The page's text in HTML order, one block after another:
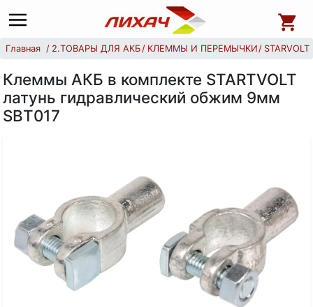
Главная 2.ТОВАРЫ ДЛЯ АКБ КЛЕММЫ И ПЕРЕМЫЧКИ STARVOLT
Клеммы АКБ в комплекте STARTVOLT
латунь гидравлический обжим 9мм
SBT017